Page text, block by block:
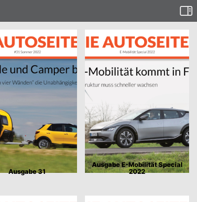
Ausgabe 31
Ausgabe E-Mobilität Special
2022